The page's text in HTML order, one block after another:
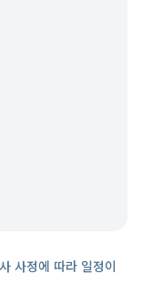
사정에 따라 일정이